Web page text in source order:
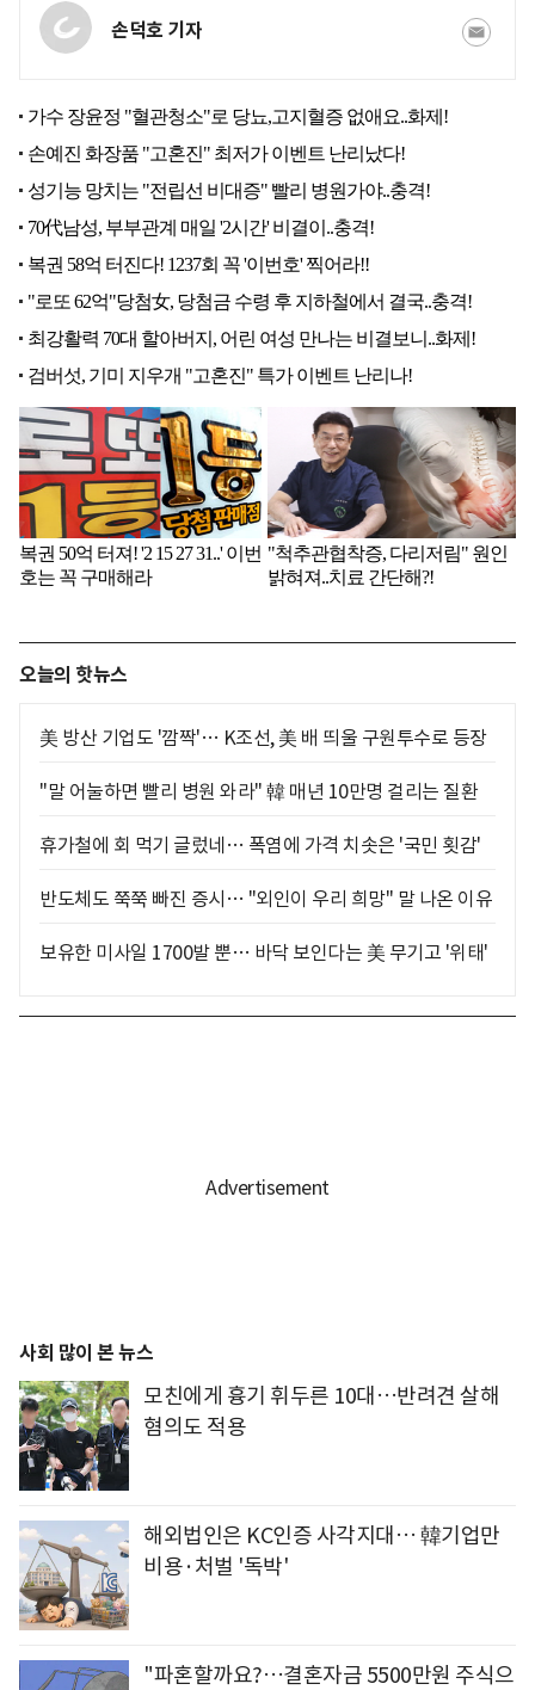
손덕호 기자
오늘의 핫뉴스
美 방산 기업도 '깜짝'… K조선, 美 배 띄울 구원투수로 등장
"말 어눌하면 빨리 병원 와라" 韓 매년 10만명 걸리는 질환
휴가철에 회 먹기 글렀네… 폭염에 가격 치솟은 '국민 횟감'
반도체도 쭉쭉 빠진 증시… "외인이 우리 희망" 말 나온 이유
보유한 미사일 1700발 뿐… 바닥 보인다는 美 무기고 '위태'
사회 많이 본 뉴스
모친에게 흉기 휘두른 10대…반려견 살해
혐의도 적용
해외법인은 KC인증 사각지대… 韓기업만
비용·처벌 '독박'
"파혼할까요?…결혼자금 5500만원 주식으